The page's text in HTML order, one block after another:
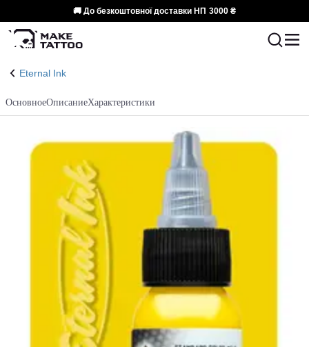
🚚 До безкоштовної доставки НП 3000 ₴
Eternal Ink
ОсновноеОписаниеХарактеристики